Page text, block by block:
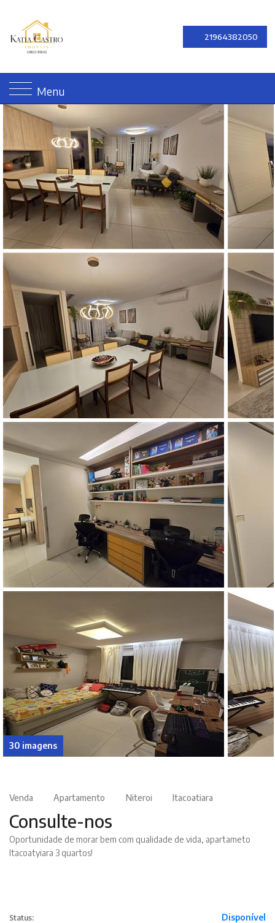
21964382050
Menu
30 imagens
Venda Apartamento Niteroi Itacoatiara
Consulte-nos
Oportunidade de morar bem com qualidade de vida, apartameto
Itacoatyiara 3 quartos!
Status: Disponível